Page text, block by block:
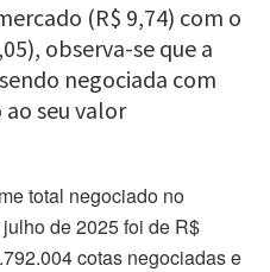
(R$ 9,74) com o
observa-se que a
negociada com
seu valor
total negociado no
de 2025 foi de R$
cotas negociadas e